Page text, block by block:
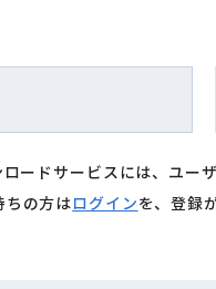
ードサービスには、ユー
ちの方はログインを、登録